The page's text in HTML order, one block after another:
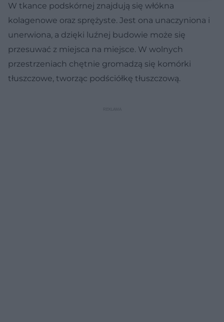
W tkance podskórnej znajdują się włókna
kolagenowe oraz sprężyste. Jest ona unaczyniona i
unerwiona, a dzięki luźnej budowie może się
przesuwać z miejsca na miejsce. W wolnych
przestrzeniach chętnie gromadzą się komórki
tłuszczowe, tworząc podściółkę tłuszczową.